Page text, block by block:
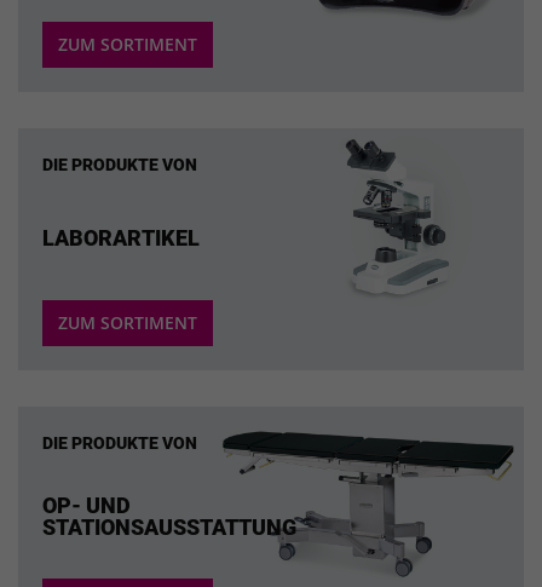
ZUM SORTIMENT
DIE PRODUKTE VON
LABORARTIKEL
ZUM SORTIMENT
DIE PRODUKTE VON
OP- UND
STATIONSAUSSTATTUNG